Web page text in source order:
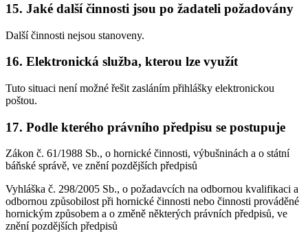
15. Jaké další činnosti jsou po žadateli požadovány
Další činnosti nejsou stanoveny.
16. Elektronická služba, kterou lze využít
Tuto situaci není možné řešit zasláním přihlášky elektronickou
poštou.
17. Podle kterého právního předpisu se postupuje
Zákon č. 61/1988 Sb., o hornické činnosti, výbušninách a o státní
báňské správě, ve znění pozdějších předpisů
Vyhláška č. 298/2005 Sb., o požadavcích na odbornou kvalifikaci a
odbornou způsobilost při hornické činnosti nebo činnosti prováděné
hornickým způsobem a o změně některých právních předpisů, ve
znění pozdějších předpisů